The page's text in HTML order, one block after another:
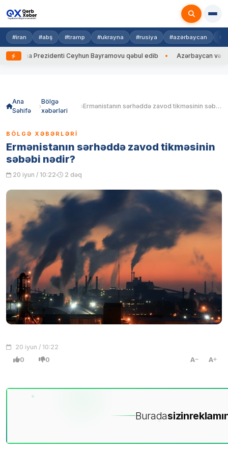
#iran #abş #tramp #ukrayna #rusiya #azərbaycan
Prezidenti Ceyhun Bayramovu qəbul edib Azərbaycan və
Ana
Səhifə
Bölgə
xəbərləri
Ermənistanın sərhəddə zavod tikməsinin səbəbi nədir?
BÖLGƏ XƏBƏRLƏRI
Ermənistanın sərhəddə zavod tikməsinin
səbəbi nədir?
20 iyun / 10:22 2 dəq
20 iyun / 10:22
0 0 A A
Buradasizin